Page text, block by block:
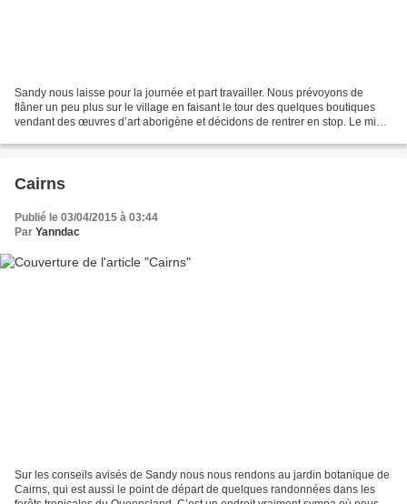
Sandy nous laisse pour la journée et part travailler. Nous prévoyons de
flâner un peu plus sur le village en faisant le tour des quelques boutiques
vendant des œuvres d’art aborigène et décidons de rentrer en stop. Le midi,
Cairns
Publié le 03/04/2015 à 03:44
Par Yanndac
Sur les conseils avisés de Sandy nous nous rendons au jardin botanique de
Cairns, qui est aussi le point de départ de quelques randonnées dans les